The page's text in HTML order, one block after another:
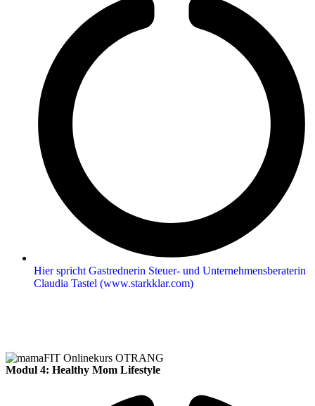
Hier spricht Gastrednerin Steuer- und Unternehmensberaterin
Claudia Tastel (www.starkklar.com)
Modul 4: Healthy Mom Lifestyle